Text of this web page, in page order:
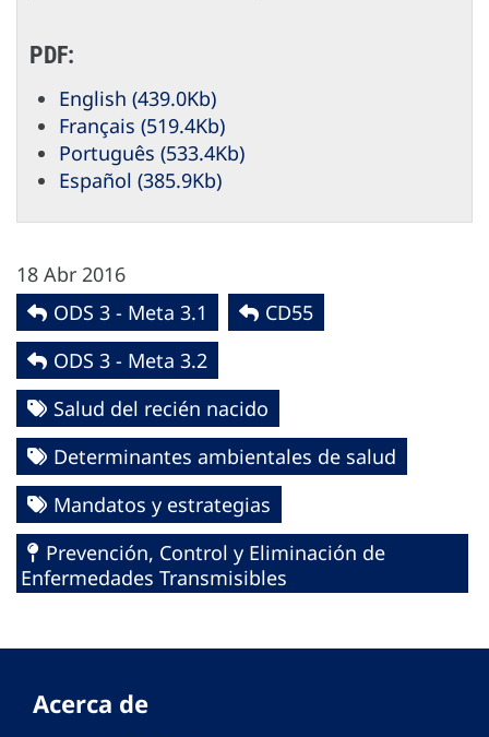
PDF:
English (439.0Kb)
Français (519.4Kb)
Português (533.4Kb)
Español (385.9Kb)
18 Abr 2016
ODS 3 - Meta 3.1
CD55
ODS 3 - Meta 3.2
Salud del recién nacido
Determinantes ambientales de salud
Mandatos y estrategias
Prevención, Control y Eliminación de
Enfermedades Transmisibles
Acerca de